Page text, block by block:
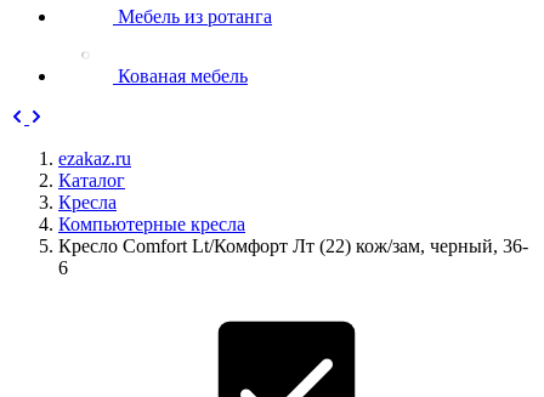
Мебель из ротанга
Кованая мебель
ezakaz.ru
Каталог
Кресла
Компьютерные кресла
Кресло Comfort Lt/Комфорт Лт (22) кож/зам, черный, 36-
6